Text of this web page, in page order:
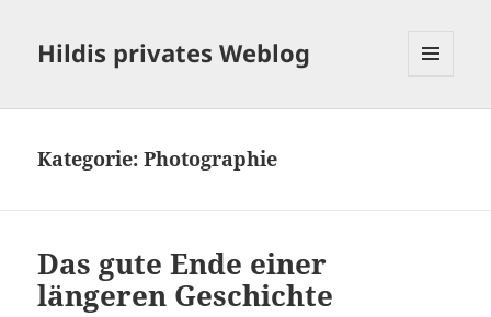
Hildis privates Weblog
Kategorie:Photographie
Das gute Ende einer
längeren Geschichte